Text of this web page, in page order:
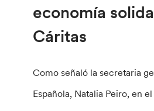
economía
Cáritas
Como señaló la secretaria
Española, Natalia Peiro, en